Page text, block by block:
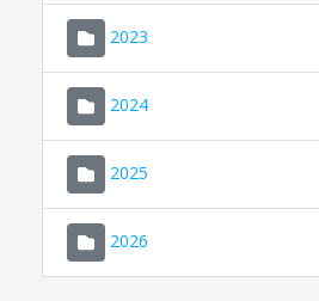
2023
2024
2025
2026